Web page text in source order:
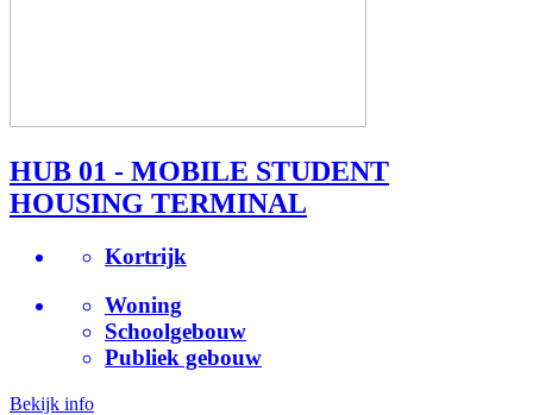
HUB 01 - MOBILE STUDENT
HOUSING TERMINAL
Kortrijk
Woning
Schoolgebouw
Publiek gebouw
Bekijk info